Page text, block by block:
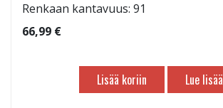
Renkaan kantavuus: 91
66,99 €
Lisää koriin Lue lisää